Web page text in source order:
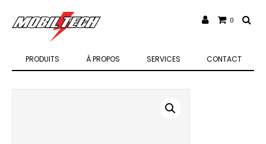
PRODUITS À PROPOS SERVICES CONTACT
0